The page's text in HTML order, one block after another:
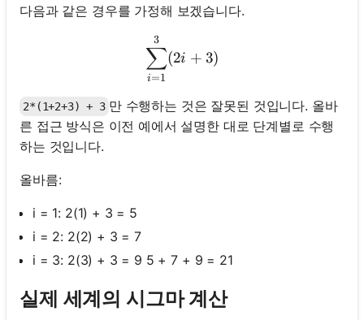
다음과 같은 경우를 가정해 보겠습니다.
i=1
∑
3
(2i + 3)
2*(1+2+3) + 3 만 수행하는 것은 잘못된 것입니다. 올바
른 접근 방식은 이전 예에서 설명한 대로 단계별로 수행
하는 것입니다.
올바름:
i = 1: 2(1) + 3 = 5
i = 2: 2(2) + 3 = 7
i = 3: 2(3) + 3 = 9 5 + 7 + 9 = 21
실제 세계의 시그마 계산